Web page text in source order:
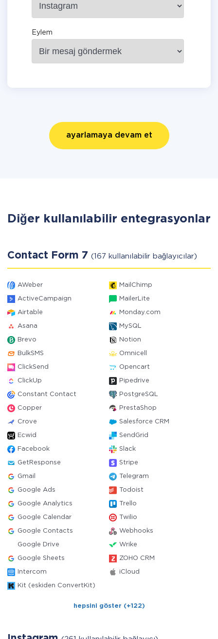
Eylem
ayarlamaya devam et
Diğer kullanılabilir entegrasyonlar
Contact Form 7 (167 kullanılabilir bağlayıcılar)
AWeber MailChimp
ActiveCampaign MailerLite
Airtable Monday.com
Asana MySQL
Brevo Notion
BulkSMS Omnicell
ClickSend Opencart
ClickUp Pipedrive
Constant Contact PostgreSQL
Copper PrestaShop
Crove Salesforce CRM
Ecwid SendGrid
Facebook Slack
GetResponse Stripe
Gmail Telegram
Google Ads Todoist
Google Analytics Trello
Google Calendar Twilio
Google Contacts Webhooks
Google Drive Wrike
Google Sheets ZOHO CRM
Intercom iCloud
Kit (eskiden ConvertKit)
hepsini göster (+122)